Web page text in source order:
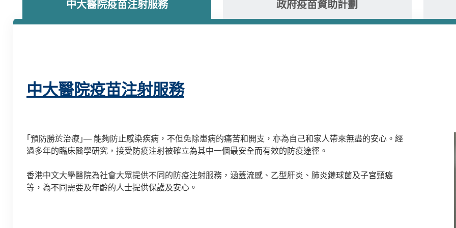
中大醫院疫苗注射服務 政府疫苗資助計劃
中大醫院疫苗注射服務
｢預防勝於治療｣— 能夠防止感染疾病，不但免除患病的痛苦和開支，亦為自己和家人帶來無盡的安心。經
過多年的臨床醫學研究，接受防疫注射被確立為其中一個最安全而有效的防疫途徑。
香港中文大學醫院為社會大眾提供不同的防疫注射服務，涵蓋流感、乙型肝炎、肺炎鏈球菌及子宮頸癌
等，為不同需要及年齡的人士提供保護及安心。